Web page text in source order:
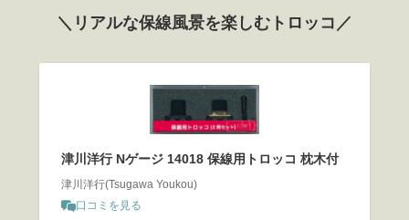
＼リアルな保線風景を楽しむトロッコ／
津川洋行 Nゲージ 14018 保線用トロッコ 枕木付
津川洋行(Tsugawa Youkou)
口コミを見る